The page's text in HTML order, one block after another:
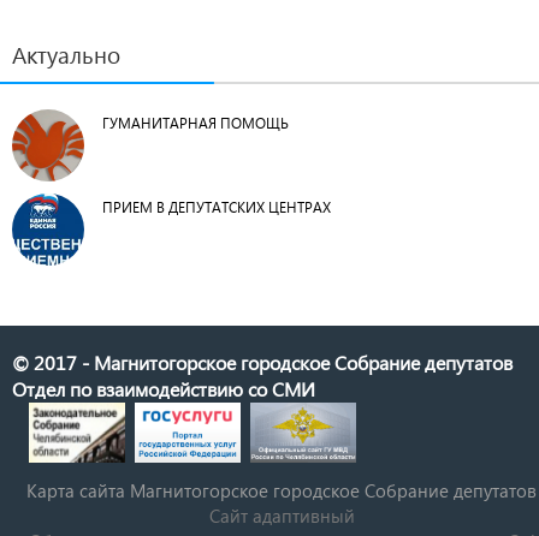
Актуально
ГУМАНИТАРНАЯ ПОМОЩЬ
ПРИЕМ В ДЕПУТАТСКИХ ЦЕНТРАХ
© 2017 - Магнитогорское городское Собрание депутатов
Отдел по взаимодействию со СМИ
Карта сайта Магнитогорское городское Cобрание депутатов
Сайт адаптивный